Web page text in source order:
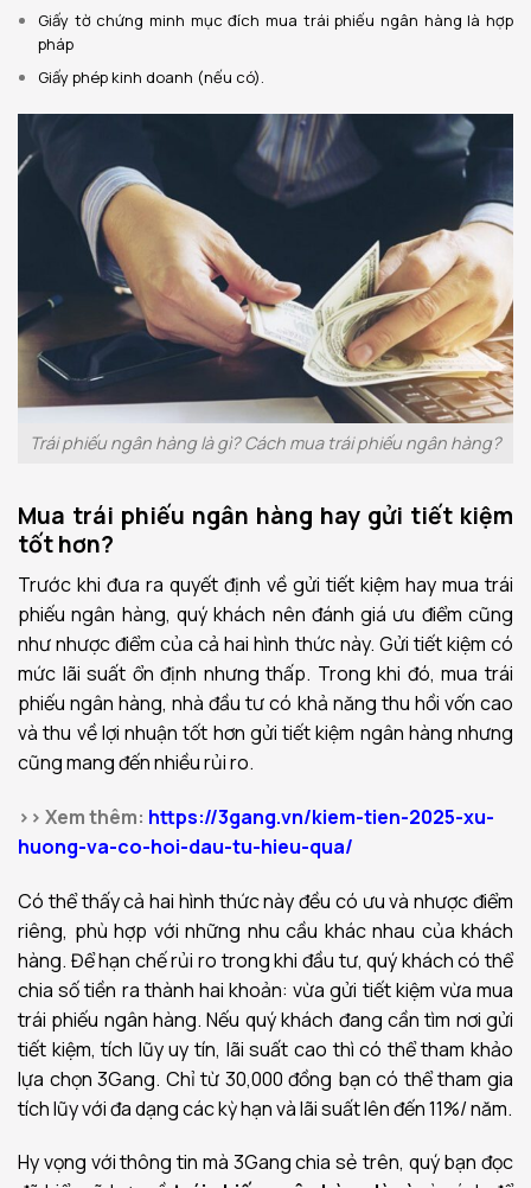
Giấy tờ chứng minh mục đích mua trái phiếu ngân hàng là hợp
pháp
Giấy phép kinh doanh (nếu có).
Trái phiếu ngân hàng là gì? Cách mua trái phiếu ngân hàng?
Mua trái phiếu ngân hàng hay gửi tiết kiệm
tốt hơn?
Trước khi đưa ra quyết định về gửi tiết kiệm hay mua trái
phiếu ngân hàng, quý khách nên đánh giá ưu điểm cũng
như nhược điểm của cả hai hình thức này. Gửi tiết kiệm có
mức lãi suất ổn định nhưng thấp. Trong khi đó, mua trái
phiếu ngân hàng, nhà đầu tư có khả năng thu hồi vốn cao
và thu về lợi nhuận tốt hơn gửi tiết kiệm ngân hàng nhưng
cũng mang đến nhiều rủi ro.
>> Xem thêm: https://3gang.vn/kiem-tien-2025-xu-
huong-va-co-hoi-dau-tu-hieu-qua/
Có thể thấy cả hai hình thức này đều có ưu và nhược điểm
riêng, phù hợp với những nhu cầu khác nhau của khách
hàng. Để hạn chế rủi ro trong khi đầu tư, quý khách có thể
chia số tiền ra thành hai khoản: vừa gửi tiết kiệm vừa mua
trái phiếu ngân hàng. Nếu quý khách đang cần tìm nơi gửi
tiết kiệm, tích lũy uy tín, lãi suất cao thì có thể tham khảo
lựa chọn 3Gang. Chỉ từ 30,000 đồng bạn có thể tham gia
tích lũy với đa dạng các kỳ hạn và lãi suất lên đến 11%/ năm.
Hy vọng với thông tin mà 3Gang chia sẻ trên, quý bạn đọc